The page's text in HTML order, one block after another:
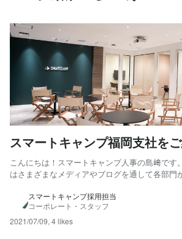
スマートキャンプ福岡支社を
こんにちは！スマートキャンプ人事の島﨑です
はさまざまなメディアやブログを通して各部門
いただきます！ 今回は「スマートキャンプ福岡
はスマートキャンプ2つ目の地方拠点として、
スマートキャンプ採用担当
コーポレート・スタッフ
2021/07/09, 4 likes